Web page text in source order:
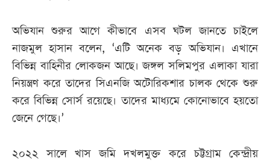
অভিযান শুরুর আগে কীভাবে এসব ঘটল জানতে চাইলে
নাজমুল হাসান বলেন, ‘এটি অনেক বড় অভিযান। এখানে
বিভিন্ন বাহিনীর লোকজন আছে। জঙ্গল সলিমপুর এলাকা যারা
নিয়ন্ত্রণ করে তাদের সিএনজি অটোরিকশার চালক থেকে শুরু
করে বিভিন্ন সোর্স রয়েছে। তাদের মাধ্যমে কোনোভাবে হয়তো
জেনে গেছে।’
২০২২ সালে খাস জমি দখলমুক্ত করে চট্টগ্রাম কেন্দ্রীয়